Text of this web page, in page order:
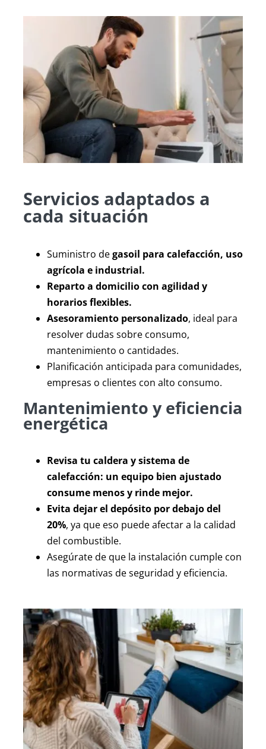
Servicios adaptados a
cada situación
Suministro degasoil para calefacción, uso
agrícola e industrial.
Reparto a domicilio con agilidad y
horarios flexibles.
Asesoramiento personalizado, ideal para
resolver dudas sobre consumo,
mantenimiento o cantidades.
Planificación anticipada para comunidades,
empresas o clientes con alto consumo.
Mantenimiento y eficiencia
energética
Revisa tu caldera y sistema de
calefacción: un equipo bien ajustado
consume menos y rinde mejor.
Evita dejar el depósito por debajo del
20%, ya que eso puede afectar a la calidad
del combustible.
Asegúrate de que la instalación cumple con
las normativas de seguridad y eficiencia.